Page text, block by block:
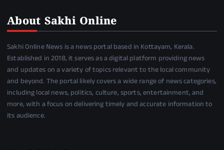
About Sakhi Online
Sakhi Online News is a news portal based in Kottayam, Kerala.
Established in 2018, it serves as a digital platform providing news
and updates on a variety of topics relevant to the local community
and beyond. The portal likely covers a wide range of news categories,
including local news, politics, culture, sports, entertainment, and
more, with a focus on delivering timely and accurate information to
its audience.